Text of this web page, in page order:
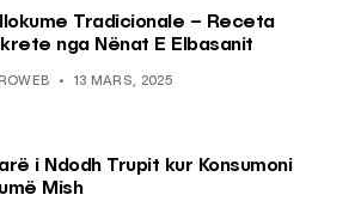
Tradicionale – Receta
nga Nënat E Elbasanit
13 MARS, 2025
i Ndodh Trupit kur Konsumoni
Mish